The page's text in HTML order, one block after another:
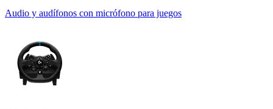
Audio y audífonos con micrófono para juegos